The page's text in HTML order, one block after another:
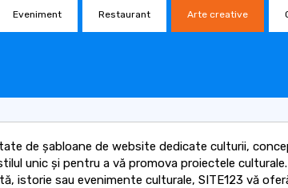
Eveniment Restaurant Arte creative
de șabloane de website dedicate culturii,
unic și pentru a vă promova proiectele
istorie sau evenimente culturale, SITE123 vă